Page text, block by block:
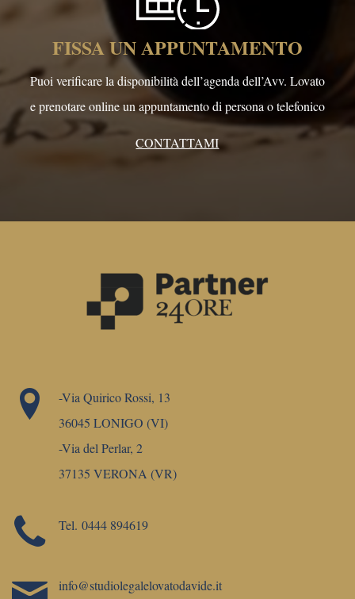
FISSA UN APPUNTAMENTO
Puoi verificare la disponibilità dell’agenda dell’Avv. Lovato
e prenotare online un appuntamento di persona o telefonico
CONTATTAMI
-Via Quirico Rossi, 13
36045 LONIGO (VI)
-Via del Perlar, 2
37135 VERONA (VR)
Tel. 0444 894619
info@studiolegalelovatodavide.it